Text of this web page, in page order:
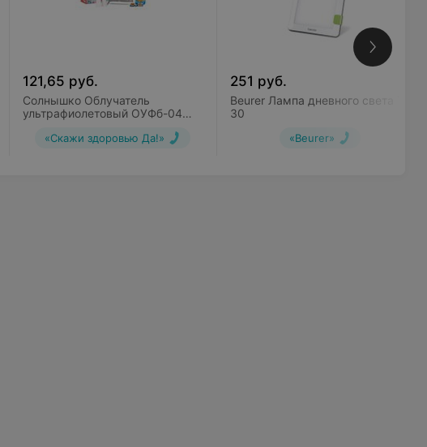
121,65 руб.
Солнышко Облучатель
ультрафиолетовый ОУФб-04
«Скажи здоровью Да!»
251 руб.
Beurer Лампа дневного света TL
30
«Beurer»